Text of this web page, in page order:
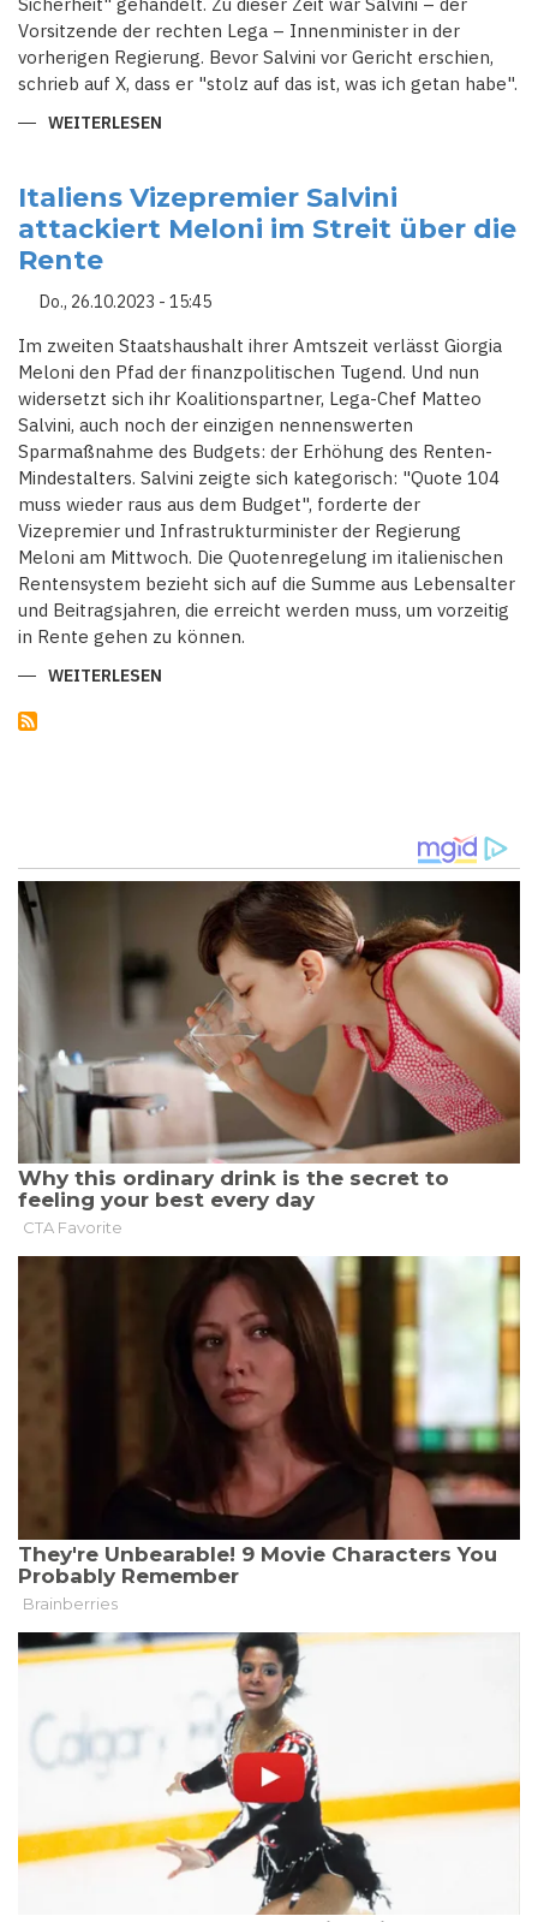
Vorsitzende der rechten Lega – Innenminister in der
vorherigen Regierung. Bevor Salvini vor Gericht erschien,
schrieb auf X, dass er "stolz auf das ist, was ich getan habe".
WEITERLESEN
JAHRE
GEFÄNGNIS
STELLVERTRETENDE
VOR
GERICHT
Italiens Vizepremier Salvini
attackiert Meloni im Streit über die
Rente
Do., 26.10.2023 - 15:45
Im zweiten Staatshaushalt ihrer Amtszeit verlässt Giorgia
Meloni den Pfad der finanzpolitischen Tugend. Und nun
widersetzt sich ihr Koalitionspartner, Lega-Chef Matteo
Salvini, auch noch der einzigen nennenswerten
Sparmaßnahme des Budgets: der Erhöhung des Renten-
Mindestalters. Salvini zeigte sich kategorisch: "Quote 104
muss wieder raus aus dem Budget", forderte der
Vizepremier und Infrastrukturminister der Regierung
Meloni am Mittwoch. Die Quotenregelung im italienischen
Rentensystem bezieht sich auf die Summe aus Lebensalter
und Beitragsjahren, die erreicht werden muss, um vorzeitig
in Rente gehen zu können.
WEITERLESEN